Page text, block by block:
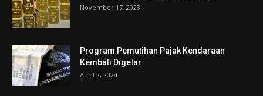
November 17, 2023
Program Pemutihan Pajak Kendaraan
Kembali Digelar
April 2, 2024